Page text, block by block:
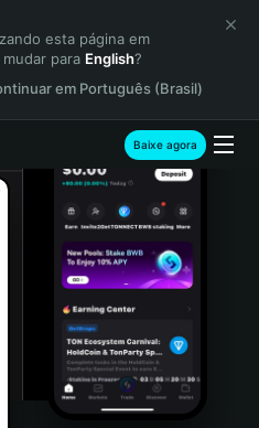
esta página em
para English?
em Português (Brasil)
Baixe agora